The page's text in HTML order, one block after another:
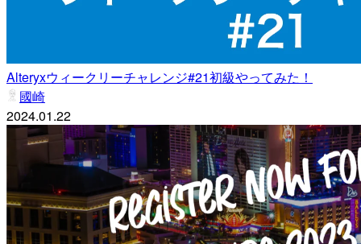
Alteryxウィークリーチャレンジ#21初級やってみた！
國崎
2024.01.22